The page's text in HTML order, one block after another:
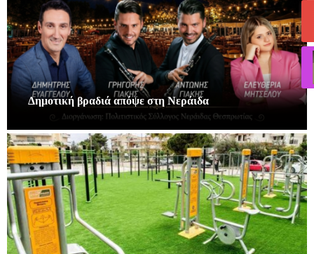
Δημοτική βραδιά απόψε στη Νεράιδα